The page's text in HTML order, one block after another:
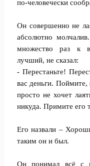
по-человечески
Он совершенно не
абсолютно
множество раз к
лучший, не сказал:
- Перестаньте!
вас деньги.
просто не хочет
никуда. Примите его
Его назвали –
таким он и был.
Он понимал всё с